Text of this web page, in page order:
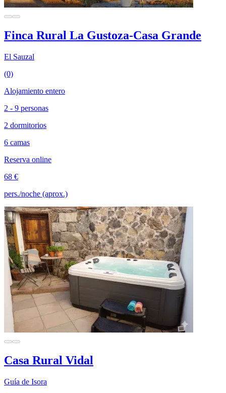
Finca Rural La Gustoza-Casa Grande
El Sauzal
(0)
Alojamiento entero
2 - 9 personas
2 dormitorios
6 camas
Reserva online
68 €
pers./noche (aprox.)
Casa Rural Vidal
Guía de Isora